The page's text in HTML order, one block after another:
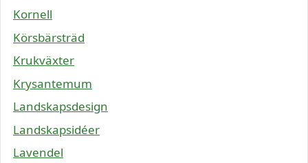
Kornell
Körsbärsträd
Krukväxter
Krysantemum
Landskapsdesign
Landskapsidéer
Lavendel